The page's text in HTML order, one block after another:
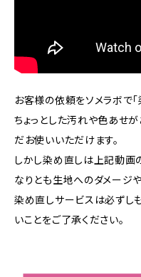
お客様の依頼をソメラボで「
ちょっとした汚れや色あせ
だお使いいただけます。
しかし染め直しは上記動画
なりとも生地へのダメージ
染め直しサービスは必ずし
いことをご了承ください。